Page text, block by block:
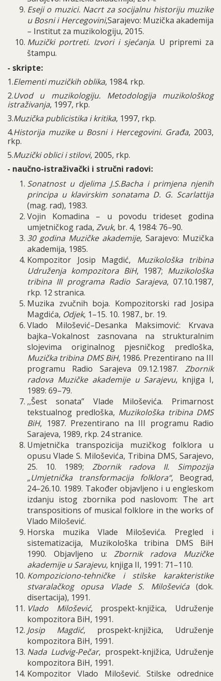
Eseji o muzici. Nacrt za socijalnu historiju muzike
u Bosni i Hercegovini,Sarajevo: Muzička akademija
– Institut za muzikologiju, 2015.
Muzički portreti. Izvori i sjećanja. U pripremi za
štampu.
- skripte:
1.Elementi muzičkih oblika, 1984. rkp.
2.Uvod u muzikologiju. Metodologija muzikološkog
istraživanja, 1997, rkp.
3.Muzička publicistika i kritika, 1997, rkp.
4.Historija muzike u Bosni i Hercegovini. Građa, 2003,
rkp.
5.Muzički oblici i stilovi, 2005, rkp.
- naučno-istraživački i stručni radovi:
Sonatnost u djelima J.S.Bacha i primjena njenih
principa u klavirskim sonatama D. G. Scarlattija
(mag. rad), 1983.
Vojin Komadina – u povodu trideset godina
umjetničkog rada, Zvuk, br. 4, 1984: 76–90.
30 godina Muzičke akademije, Sarajevo: Muzička
akademija, 1985.
Kompozitor Josip Magdić, Muzikološka tribina
Udruženja kompozitora BiH, 1987; Muzikološka
tribina III programa Radio Sarajeva, 07.10.1987,
rkp. 12 stranica.
Muzika zvučnih boja. Kompozitorski rad Josipa
Magdića, Odjek, 1–15. 10. 1987., br. 19.
Vlado Milošević–Desanka Maksimović: Krvava
bajka–Vokalnost zasnovana na strukturalnim
slojevima originalnog pjesničkog predloška,
Muzička tribina DMS BiH, 1986. Prezentirano na III
programu Radio Sarajeva 09.12.1987. Zbornik
radova Muzičke akademije u Sarajevu, knjiga I,
1989: 69–79.
,,Šest sonata” Vlade Miloševića. Primarnost
tekstualnog predloška, Muzikološka tribina DMS
BiH, 1987. Prezentirano na III programu Radio
Sarajeva, 1989, rkp. 24 stranice.
Umjetnička transpozicija muzičkog folklora u
opusu Vlade S. Miloševića, Tribina DMS, Sarajevo,
25. 10. 1989; Zbornik radova II. Simpozija
„Umjetnička transformacija folklora“, Beograd,
24–26.10. 1989. Također objavljeno i u engleskom
izdanju istog zbornika pod naslovom: The art
transpositions of musical folklore in the works of
Vlado Milošević.
Horska muzika Vlade Miloševića. Pregled i
sistematizacija, Muzikološka tribina DMS BiH
1990. Objavljeno u:Zbornik radova Muzičke
akademije u Sarajevu, knjiga II, 1991: 71–110.
Kompoziciono-tehničke i stilske karakteristike
stvaralačkog opusa Vlade S. Miloševića(dok.
disertacija), 1991.
Vlado Milošević, prospekt-knjižica, Udruženje
kompozitora BiH, 1991.
Josip Magdić, prospekt-knjižica, Udruženje
kompozitora BiH, 1991.
Nada Ludvig-Pečar, prospekt-knjižica, Udruženje
kompozitora BiH, 1991.
Kompozitor Vlado Milošević. Stilske odrednice